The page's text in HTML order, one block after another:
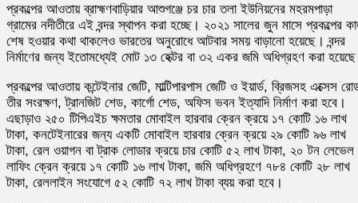
প্রকল্পের আওতায় ব্রাহ্মণবাড়িয়ার আশুগঞ্জে চর চার তলা ইউনিয়নের মহরমপাড়া
গ্রামের নদীতীরে এই বন্দর স্থাপন করা হচ্ছে। ২০২১ সালের জুন মাসে প্রকল্পের
শেষ হওয়ার কথা থাকলেও ভারতের অনুরোধে আটবার সময় বাড়ানো হয়েছে। বন্দর
নির্মাণের জন্য ইতোমধ্যেই মোট ১৩ হেক্টর বা ৩২ একর জমি অধিগ্রহণ করা
প্রকল্পের আওতায় কন্টেইনার জেটি, মাল্টিপারপাস জেটি ও ইয়ার্ড, ব্রিজসহ এক্সেস
তীর সংরক্ষণ, ট্রানজিট শেড, কার্গো শেড, অফিস ভবন ইত্যাদি নির্মাণ করা হবে।
এছাড়াও ২৫০ টিপিএইচ ক্ষমতার মোবাইল হারবার ক্রেন ক্রয়ে ১৭ কোটি ১৬ লাখ
টাকা, কনটেইনারের জন্য একটি মোবাইল হারবার ক্রেন ক্রয়ে ২৯ কোটি ৯৬ লাখ
টাকা, রেল ওয়াগন বা ট্রাক লোডার ক্রয়ে চার কোটি ৫২ লাখ টাকা, ২০ টন লেভেল
লাফিং ক্রেন ক্রয়ে ১৭ কোটি ১৬ লাখ টাকা, জমি অধিগ্রহণে ৭৮৪ কোটি ২৮ লাখ
টাকা, রেললাইন সংযোগে ৫২ কোটি ৭২ লাখ টাকা ব্যয় করা হবে।